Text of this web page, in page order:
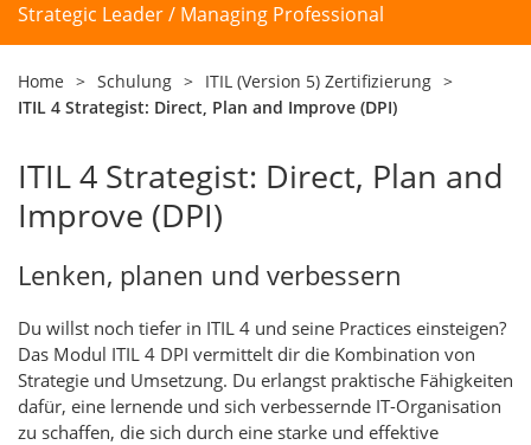
Strategic Leader / Managing Professional
Home > Schulung > ITIL (Version 5) Zertifizierung >
ITIL 4 Strategist: Direct, Plan and Improve (DPI)
ITIL 4 Strategist: Direct, Plan and
Improve (DPI)
Lenken, planen und verbessern
Du willst noch tiefer in ITIL 4 und seine Practices einsteigen?
Das Modul ITIL 4 DPI vermittelt dir die Kombination von
Strategie und Umsetzung. Du erlangst praktische Fähigkeiten
dafür, eine lernende und sich verbessernde IT-Organisation
zu schaffen, die sich durch eine starke und effektive